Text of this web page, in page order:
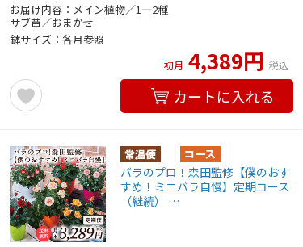
お届け内容：メイン植物／1―2種
サブ苗／おまかせ
鉢サイズ：各月参照
初月 4,389円 税込
カートに入れる
バラのプロ！森田監修【僕のおす
すめ！ミニバラ自慢】定期コース
（継続） …